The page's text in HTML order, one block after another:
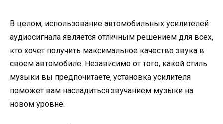
В целом, использование автомобильных усилителей
аудиосигнала является отличным решением для всех,
кто хочет получить максимальное качество звука в
своем автомобиле. Независимо от того, какой стиль
музыки вы предпочитаете, установка усилителя
поможет вам насладиться звучанием музыки на
новом уровне.